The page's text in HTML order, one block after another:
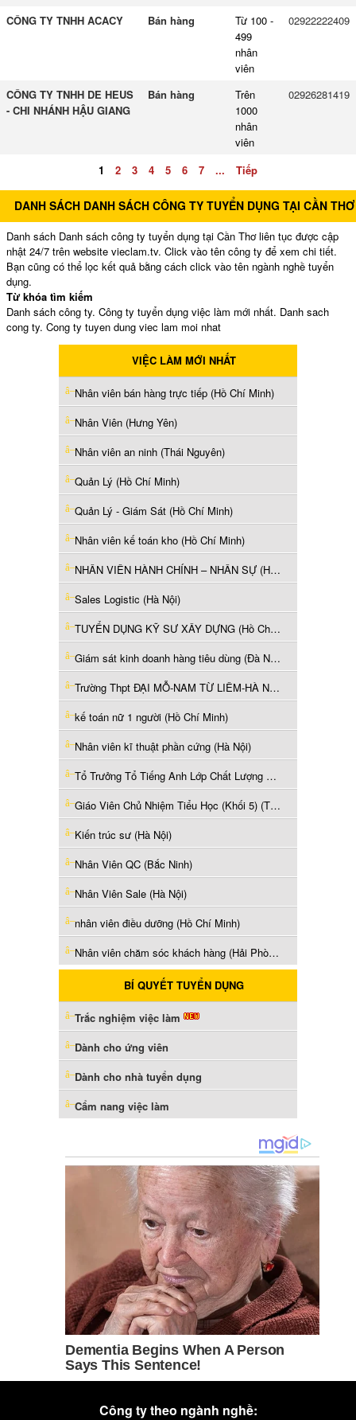
CÔNG TY TNHH ACACY
Bán hàng
Từ 100 -
499
nhân
viên
02922222409
CÔNG TY TNHH DE HEUS
- CHI NHÁNH HẬU GIANG
Bán hàng
Trên
1000
nhân
viên
02926281419
1 2 3 4 5 6 7 ... Tiếp
DANH SÁCH DANH SÁCH CÔNG TY TUYỂN DỤNG TẠI CẦN THƠ
Danh sách Danh sách công ty tuyển dụng tại Cần Thơ liên tục được cập
nhật 24/7 trên website vieclam.tv. Click vào tên công ty để xem chi tiết.
Bạn cũng có thể lọc kết quả bằng cách click vào tên ngành nghề tuyển
dụng.
Từ khóa tìm kiếm
Danh sách công ty. Công ty tuyển dụng việc làm mới nhất. Danh sach
cong ty. Cong ty tuyen dung viec lam moi nhat
VIỆC LÀM MỚI NHẤT
Nhân viên bán hàng trực tiếp (Hồ Chí Minh)
Nhân Viên (Hưng Yên)
Nhân viên an ninh (Thái Nguyên)
Quản Lý (Hồ Chí Minh)
Quản Lý - Giám Sát (Hồ Chí Minh)
Nhân viên kế toán kho (Hồ Chí Minh)
NHÂN VIÊN HÀNH CHÍNH – NHÂN SỰ (Hà Nội)
Sales Logistic (Hà Nội)
TUYỂN DỤNG KỸ SƯ XÂY DỰNG (Hồ Chí Minh)
Giám sát kinh doanh hàng tiêu dùng (Đà Nẵng)
Trường Thpt ĐẠI MỖ-NAM TỪ LIÊM-HÀ NỘI có nhu cầu tuyển dụng các vị trí Giáo viên VĂN, LÝ, SINH, SỬ, ĐỊA - Mỗi vị trí 2 giáo viên. (Hà Nội)
kế toán nữ 1 người (Hồ Chí Minh)
Nhân viên kĩ thuật phần cứng (Hà Nội)
Tổ Trưởng Tổ Tiếng Anh Lớp Chất Lượng Cao (Thái Nguyên)
Giáo Viên Chủ Nhiệm Tiểu Học (Khối 5) (Thái Nguyên)
Kiến trúc sư (Hà Nội)
Nhân Viên QC (Bắc Ninh)
Nhân Viên Sale (Hà Nội)
nhân viên điều dưỡng (Hồ Chí Minh)
Nhân viên chăm sóc khách hàng (Hải Phòng)
BÍ QUYẾT TUYỂN DỤNG
Trắc nghiệm việc làm
Dành cho ứng viên
Dành cho nhà tuyển dụng
Cẩm nang việc làm
Công ty theo ngành nghề: